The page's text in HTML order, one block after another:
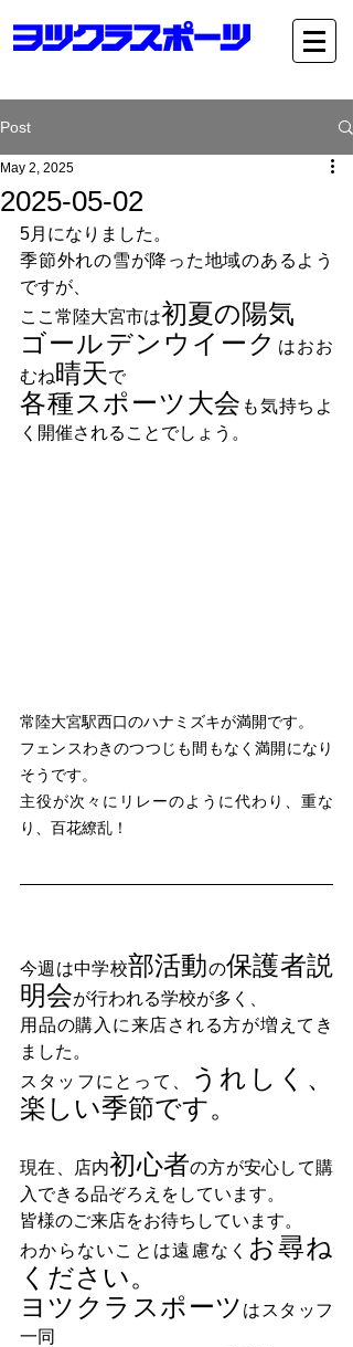
Post
2025-05-02
May 2, 2025
5月になりました。
季節外れの雪が降った地域のあるよう
ですが、
ここ常陸大宮市は初夏の陽気
ゴールデンウイーク はおお
むね晴天で
各種スポーツ大会 も気持ちよ
く開催されることでしょう。
常陸大宮駅西口のハナミズキが満開です。
フェンスわきのつつじも間もなく満開になり
そうです。
主役が次々にリレーのように代わり、重な
り、百花繚乱！
今週は中学校部活動の保護者説
明会が行われる学校が多く、
用品の購入に来店される方が増えてき
ました。
スタッフにとって、
うれしく、
楽しい季節です。
現在、店内初心者の方が安心して購
入できる品ぞろえをしています。
皆様のご来店をお待ちしています。
わからないことは遠慮なく お尋ね
ください。
ヨツクラスポーツ はスタッフ
一同